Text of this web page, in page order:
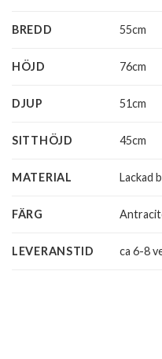
BREDD 55cm
HÖJD 76cm
DJUP 51cm
SITTHÖJD 45cm
MATERIAL Lackad
FÄRG
LEVERANSTID ca 6-8